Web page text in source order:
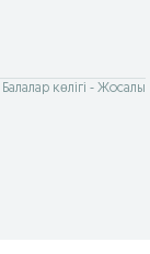
Балалар көлігі - Жосалы